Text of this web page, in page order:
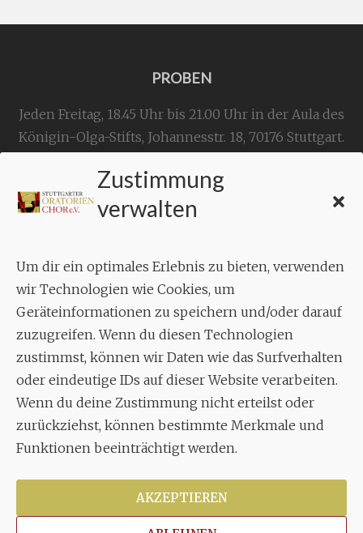
Zustimmung
verwalten
Um dir ein optimales Erlebnis zu bieten, verwenden
wir Technologien wie Cookies, um
Geräteinformationen zu speichern und/oder darauf
zuzugreifen. Wenn du diesen Technologien
zustimmst, können wir Daten wie das Surfverhalten
oder eindeutige IDs auf dieser Website verarbeiten.
Wenn du deine Zustimmung nicht erteilst oder
zurückziehst, können bestimmte Merkmale und
Funktionen beeinträchtigt werden.
AKZEPTIEREN
PROBEN
Jeden Freitag, 18.45 Uhr bis 21.00 Uhr in der Aula des
Königin-Olga-Stifts, Johannesstr. 18, 70176 Stuttgart.
KONTAKT
Geschäftsstelle:
Aixheimer Str. 18
70619 Stuttgart
MUSIK
Musikalischer Leiter:
Enrico Trummer
Tel.+49 (0)177 / 34 23 57 1
Facebook
TwitterYouTube